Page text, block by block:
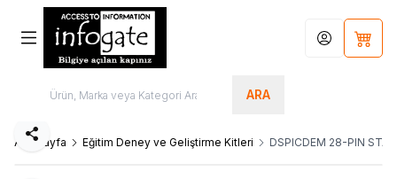
ARA
Hesabım
Ana Sayfa Eğitim Deney ve Geliştirme Kitleri DSPICDEM 28-PIN
Paylaş